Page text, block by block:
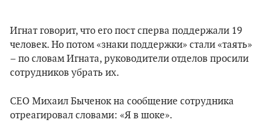
Игнат говорит, что его пост сперва поддержали 19
человек. Но потом «знаки поддержки» стали «таять»
– по словам Игната, руководители отделов просили
сотрудников убрать их.
СЕО Михаил Быченок на сообщение сотрудника
отреагировал словами: «Я в шоке».